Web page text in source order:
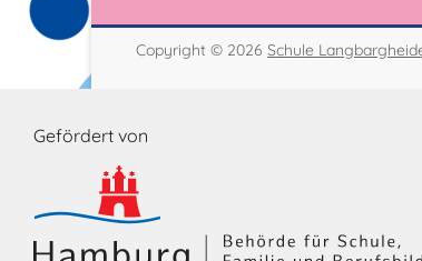
Copyright © 2026 Schule
Gefördert von